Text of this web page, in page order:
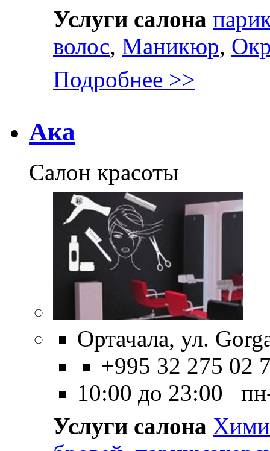
Услуги салона
волос, Маникюр,
Подробнее >>
Ака
Салон красоты
Ортачала, ул.
+995 32 275 02
10:00 до 23:00
Услуги салона